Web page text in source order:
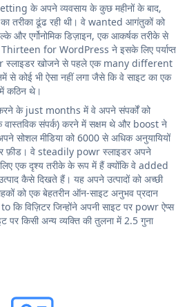
के अपने व्यवसाय के कुछ महीनों के बाद,
तरीका ढूंढ रही थी। वे wanted आगंतुकों को
और एर्गोनोमिक डिज़ाइन, एक आकर्षक तरीके से
for WordPress ने इसके लिए पर्याप्त
स्लाइडर खोजने से पहले एक many different
कोई भी ऐसा नहीं लगा जैसे कि वे साइट का एक
कठिन थे।
के just months में वे अपने संपर्कों को
संपर्क) करने में सक्षम थे और boost ने
सोशल मीडिया को 6000 से अधिक अनुयायियों
फ़ीड। वे steadily powr स्लाइडर अपने
लिए एक दृश्य तरीके के रूप में हैं क्योंकि वे added
कैसे दिखते हैं। यह अपने उत्पादों को अच्छी
को एक बेहतरीन ऑन-साइट अनुभव प्रदान
कि विज़िटर जिन्होंने अपनी साइट पर powr ऐप्स
पर किसी अन्य व्यक्ति की तुलना में 2.5 गुना